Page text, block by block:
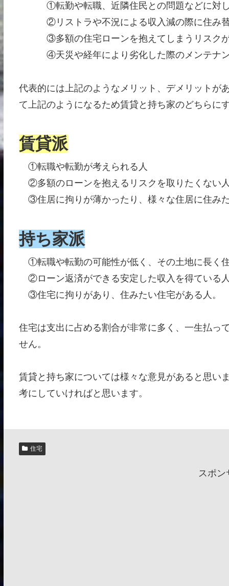
①転勤や転職、近隣住民との問題などに対し
②リストラや不況による収入減の際に住み替
③多額の住宅ローンを抱えてしまうリスク
④天災や経年により劣化した際のメンテナン
代表的には上記のようなメリット、デメリットが
て上記のようになるため賃貸と持ち家のどちらに
賃貸派
①転職や転勤が考えられる人
②多額のローンを抱えるリスクを取りたくない
③住居に拘りが薄かったり、様々な住居に住み
持ち家派
①転職や転勤の可能性が低く、その土地に長く
②ローン返済ができる安定した収入を得ている
③住宅に拘りがあり、住みたい住宅がある人。
住宅は支出に占める割合が非常に多く、一生払っ
せん。
賃貸と持ち家については様々な意見があると思い
考にしていければと思います。
住宅
スポン